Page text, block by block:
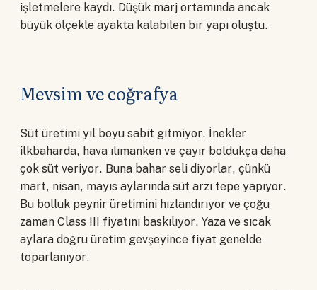
işletmelere kaydı. Düşük marj ortamında ancak
büyük ölçekle ayakta kalabilen bir yapı oluştu.
Mevsim ve coğrafya
Süt üretimi yıl boyu sabit gitmiyor. İnekler
ilkbaharda, hava ılımanken ve çayır boldukça daha
çok süt veriyor. Buna bahar seli diyorlar, çünkü
mart, nisan, mayıs aylarında süt arzı tepe yapıyor.
Bu bolluk peynir üretimini hızlandırıyor ve çoğu
zaman Class III fiyatını baskılıyor. Yaza ve sıcak
aylara doğru üretim gevşeyince fiyat genelde
toparlanıyor.